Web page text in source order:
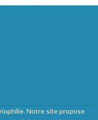
Notre site propose